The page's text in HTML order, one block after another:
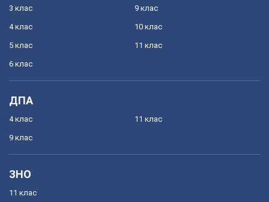
3 клас
4 клас
5 клас
6 клас
9 клас
10 клас
11 клас
ДПА
4 клас
9 клас
11 клас
ЗНО
11 клас